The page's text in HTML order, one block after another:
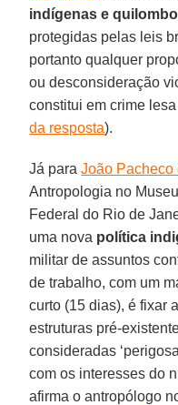
indígenas e
protegidas pelas leis
portanto qualquer
ou desconsideração
constitui em crime
da resposta).
Já paraJoão Pacheco
Antropologia no
Federal do Rio de
uma nova política
militar de assuntos
de trabalho, com um
curto (15 dias), é fixar
estruturas pré-
consideradas
com os interesses do
afirma o antropólogo